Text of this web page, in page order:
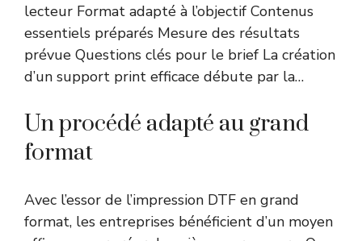
lecteur Format adapté à l’objectif Contenus
essentiels préparés Mesure des résultats
prévue Questions clés pour le brief La création
d’un support print efficace débute par la…
Un procédé adapté au grand
format
Avec l’essor de l’impression DTF en grand
format, les entreprises bénéficient d’un moyen